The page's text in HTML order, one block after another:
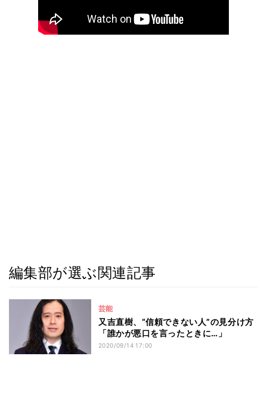
編集部が選ぶ関連記事
芸能
又吉直樹、“信頼できない人”の見分け方
「誰かが悪口を言ったときに…」
2020/09/14 17:00